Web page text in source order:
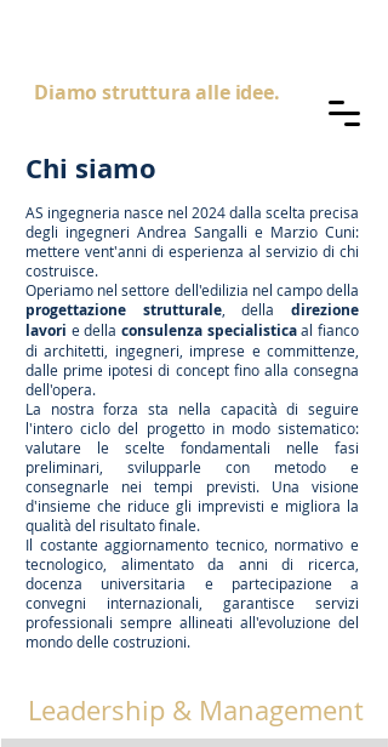
Diamo struttura alle idee.
Chi siamo
AS ingegneria nasce nel 2024 dalla scelta precisa
degli ingegneri Andrea Sangalli e Marzio Cuni:
mettere vent'anni di esperienza al servizio di chi
costruisce.
Operiamo nel settore dell'edilizia nel campo della
progettazione strutturale, delladirezione
lavori e della consulenza specialisticaal fianco
di architetti, ingegneri, imprese e committenze,
dalle prime ipotesi di concept fino alla consegna
dell'opera.
La nostra forza sta nella capacità di seguire
l'intero ciclo del progetto in modo sistematico:
valutare le scelte fondamentali nelle fasi
preliminari, svilupparle con metodo e
consegnarle nei tempi previsti. Una visione
d'insieme che riduce gli imprevisti e migliora la
qualità del risultato finale.
Il costante aggiornamento tecnico, normativo e
tecnologico, alimentato da anni di ricerca,
docenza universitaria e partecipazione a
convegni internazionali, garantisce servizi
professionali sempre allineati all'evoluzione del
mondo delle costruzioni.
Leadership & Management